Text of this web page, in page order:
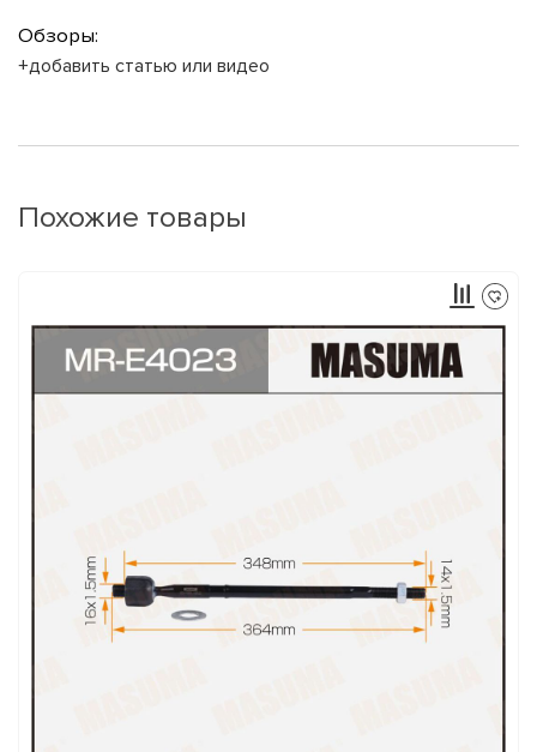
Обзоры:
+добавить статью или видео
Похожие товары